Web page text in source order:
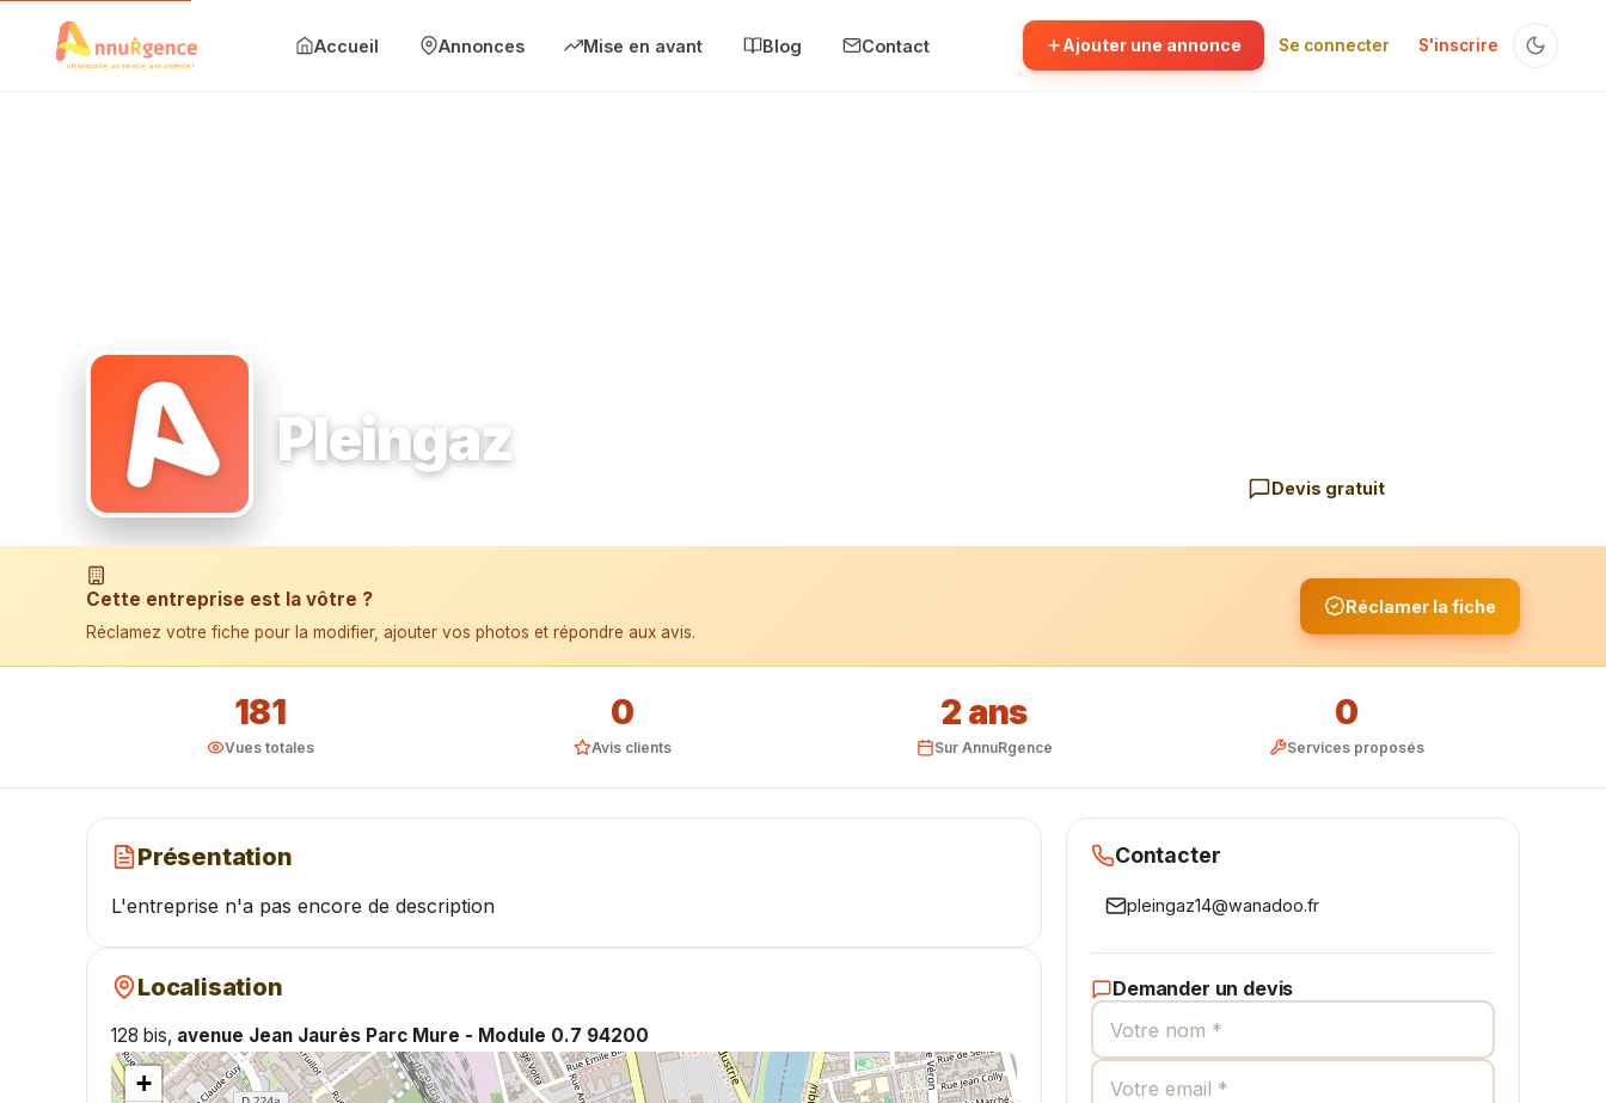
Accueil Annonces Mise en avant Blog Contact Ajouter une annonce Se connecter S'inscrire
Ajouter une annonce
Se connecter
S'inscrire
📱 Installer l'application
Pleingaz
Devis gratuit
Cette entreprise est la vôtre ?
Réclamez votre fiche pour la modifier, ajouter vos photos et répondre aux avis.
Réclamer la fiche
181
Vues totales
0
Avis clients
2 ans
Sur AnnuRgence
0
Services proposés
Présentation
L'entreprise n'a pas encore de description
Localisation
128 bis, avenue Jean Jaurès Parc Mure - Module 0.7 94200
+
Contacter
pleingaz14@wanadoo.fr
Demander un devis